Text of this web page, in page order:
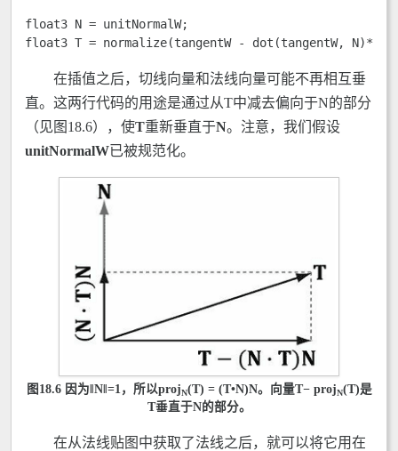
float3 N = unitNormalW;
float3 T = normalize(tangentW - dot(tangentW, N)*N);
在插值之后，切线向量和法线向量可能不再相互垂
直。这两行代码的用途是通过从T中减去偏向于N的部分
（见图18.6），使T重新垂直于N。注意，我们假设
unitNormalW已被规范化。
图18.6 因为‖ N‖=1，所以projN(T) = (T•N)N。向量T− projN(T)是
T垂直于N的部分。
在从法线贴图中获取了法线之后，就可以将它用在